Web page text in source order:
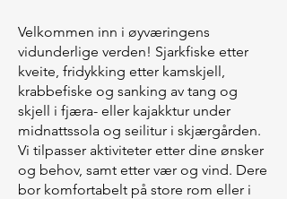
Velkommen inn i øyværingens
vidunderlige verden! Sjarkfiske etter
kveite, fridykking etter kamskjell,
krabbefiske og sanking av tang og
skjell i fjæra- eller kajakktur under
midnattssola og seilitur i skjærgården.
Vi tilpasser aktiviteter etter dine ønsker
og behov, samt etter vær og vind. Dere
bor komfortabelt på store rom eller i